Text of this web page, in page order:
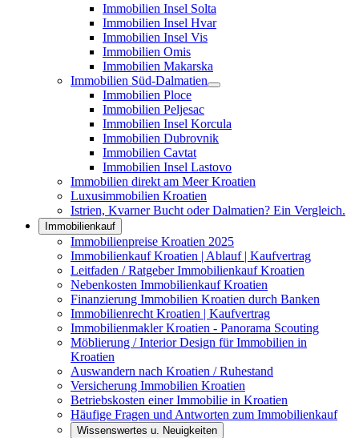
Immobilien Insel Solta
Immobilien Insel Hvar
Immobilien Insel Vis
Immobilien Omis
Immobilien Makarska
Immobilien Süd-Dalmatien
Immobilien Ploce
Immobilien Peljesac
Immobilien Insel Korcula
Immobilien Dubrovnik
Immobilien Cavtat
Immobilien Insel Lastovo
Immobilien direkt am Meer Kroatien
Luxusimmobilien Kroatien
Istrien, Kvarner Bucht oder Dalmatien? Ein Vergleich.
Immobilienkauf
Immobilienpreise Kroatien 2025
Immobilienkauf Kroatien | Ablauf | Kaufvertrag
Leitfaden / Ratgeber Immobilienkauf Kroatien
Nebenkosten Immobilienkauf Kroatien
Finanzierung Immobilien Kroatien durch Banken
Immobilienrecht Kroatien | Kaufvertrag
Immobilienmakler Kroatien - Panorama Scouting
Möblierung / Interior Design für Immobilien in
Kroatien
Auswandern nach Kroatien / Ruhestand
Versicherung Immobilien Kroatien
Betriebskosten einer Immobilie in Kroatien
Häufige Fragen und Antworten zum Immobilienkauf
Wissenswertes u. Neuigkeiten